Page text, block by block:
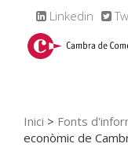
Linkedin
Inici > Fonts
econòmic de